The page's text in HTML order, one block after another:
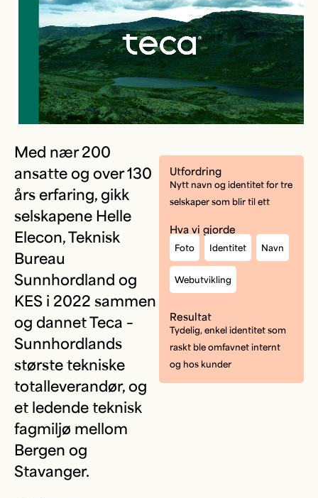
Med nær 200
ansatte og over 130
års erfaring, gikk
selskapene Helle
Elecon, Teknisk
Bureau
Sunnhordland og
KES i 2022 sammen
og dannet Teca –
Sunnhordlands
største tekniske
totalleverandør, og
et ledende teknisk
fagmiljø mellom
Bergen og
Stavanger.
Utfordring
Nytt navn og identitet for tre
selskaper som blir til ett
Hva vi gjorde
Foto Identitet Navn
Webutvikling
Resultat
Tydelig, enkel identitet som
raskt ble omfavnet internt
og hos kunder